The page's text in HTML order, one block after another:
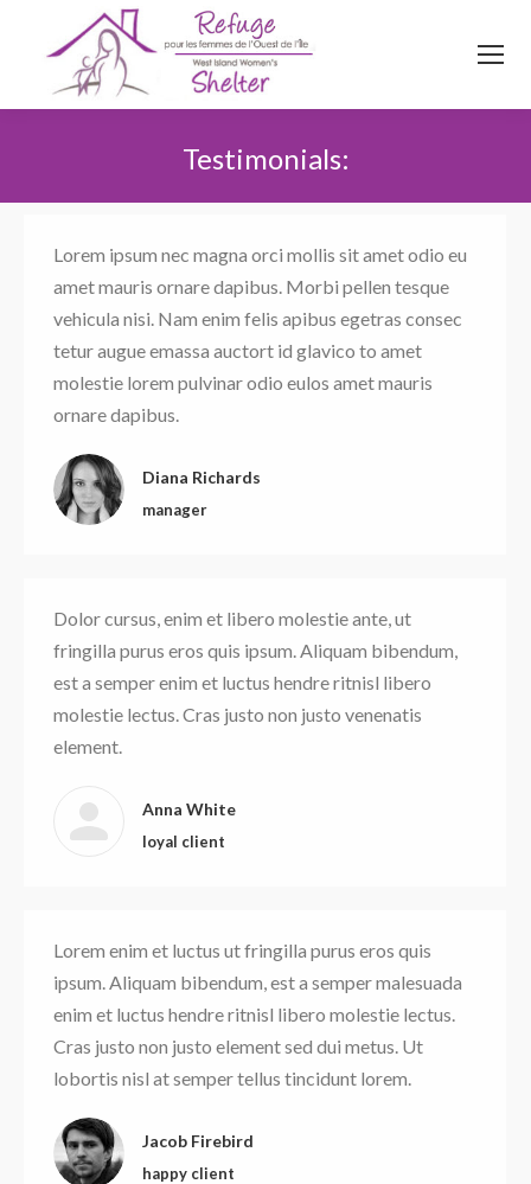
Testimonials:
Lorem ipsum nec magna orci mollis sit amet odio eu
amet mauris ornare dapibus. Morbi pellen tesque
vehicula nisi. Nam enim felis apibus egetras consec
tetur augue emassa auctort id glavico to amet
molestie lorem pulvinar odio eulos amet mauris
ornare dapibus.
Diana Richards
manager
Dolor cursus, enim et libero molestie ante, ut
fringilla purus eros quis ipsum. Aliquam bibendum,
est a semper enim et luctus hendre ritnisl libero
molestie lectus. Cras justo non justo venenatis
element.
Anna White
loyal client
Lorem enim et luctus ut fringilla purus eros quis
ipsum. Aliquam bibendum, est a semper malesuada
enim et luctus hendre ritnisl libero molestie lectus.
Cras justo non justo element sed dui metus. Ut
lobortis nisl at semper tellus tincidunt lorem.
Jacob Firebird
happy client